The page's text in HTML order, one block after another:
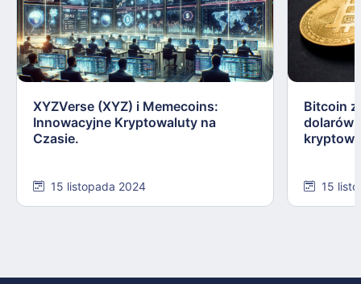
XYZVerse (XYZ) i Memecoins:
Innowacyjne Kryptowaluty na
Czasie.
15 listopada 2024
Bitcoin
dolarów:
15